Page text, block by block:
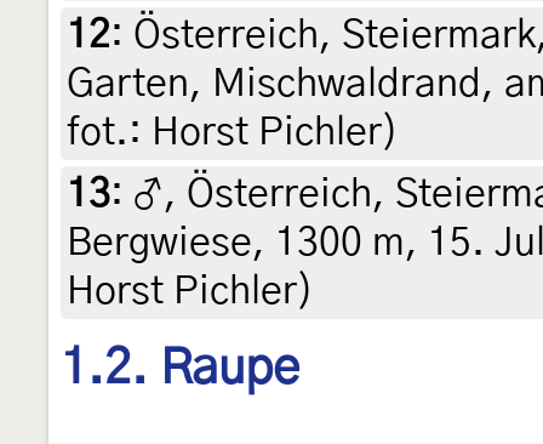
12: Österreich,
Garten, Mischwaldrand,
fot.: Horst Pichler)
13: ♂, Österreich,
Bergwiese, 1300 m, 15.
Horst Pichler)
1.2. Raupe